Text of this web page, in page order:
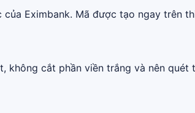
Eximbank. Mã được tạo ngay trên
không cắt phần viền trắng và nên